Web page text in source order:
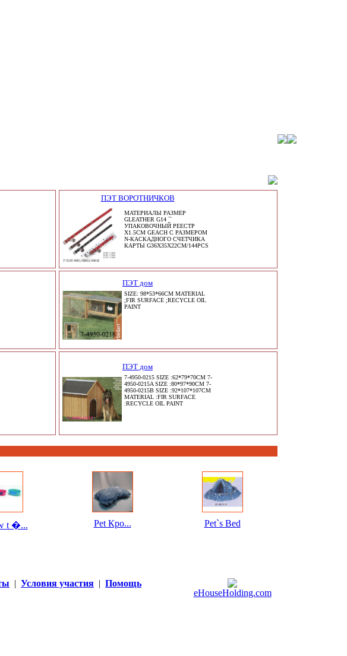
ПЭТ ВОРОТНИЧКОВ
МАТЕРИАЛЫ РАЗМЕР
GLEATHER G14 ``
УПАКОВОЧНЫЙ РЕЕСТР
X1.5CM GEACH С РАЗМЕРОМ
N-КАСКАДНОГО СЧЕТЧИКА
КАРТЫ G36X35X22CM/144PCS
ПЭТ дом
SIZE: 98*53*66CM MATERIAL
;FIR SURFACE ;RECYCLE OIL
PAINT
ПЭТ дом
7-4950-0215 SIZE :62*79*70CM 7-
4950-0215A SIZE :80*97*90CM 7-
4950-0215B SIZE :92*107*107CM
MATERIAL :FIR SURFACE
:RECYCLE OIL PAINT
t �... Pet Кро... Pet`s Bed
| Условия участия | Помощь
eHouseHolding.com